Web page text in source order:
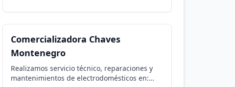
Comercializadora Chaves
Montenegro
Realizamos servicio técnico, reparaciones y
mantenimientos de electrodomésticos en: